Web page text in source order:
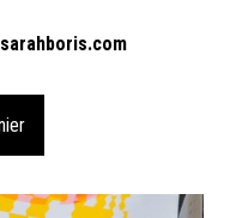
sarahboris.com